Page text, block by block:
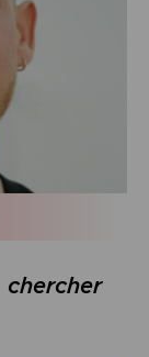
chercher